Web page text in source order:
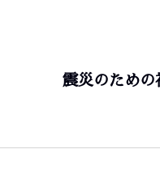
震災のための